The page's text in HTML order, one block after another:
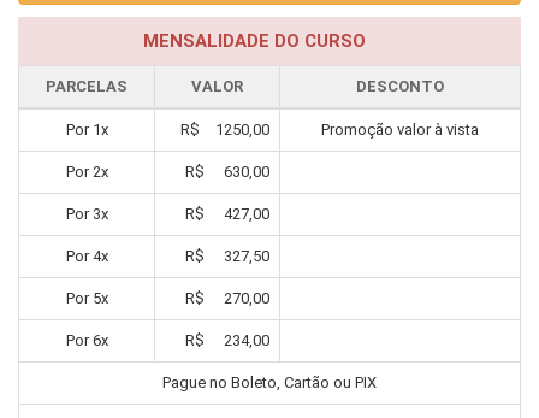
MENSALIDADE DO CURSO
PARCELAS VALOR DESCONTO
Por 1x R$ 1250,00 Promoção valor à vista
Por 2x R$ 630,00
Por 3x R$ 427,00
Por4x R$ 327,50
Por 5x R$ 270,00
Por6x R$ 234,00
Pague no Boleto, Cartão ou PIX